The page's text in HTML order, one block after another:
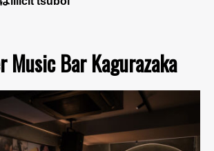
Music Bar Kagurazaka